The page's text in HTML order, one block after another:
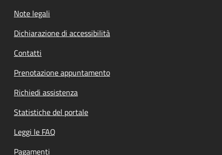
Note legali
Dichiarazione di accessibilità
Contatti
Prenotazione appuntamento
Richiedi assistenza
Statistiche del portale
Leggi le FAQ
Pagamenti